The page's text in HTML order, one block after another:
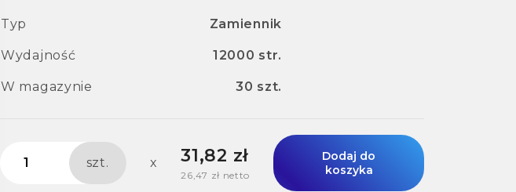
Typ Zamiennik
Wydajność 12000 str.
W magazynie 30 szt.
szt. x 31,82 zł
26,47 zł netto
Dodaj do
koszyka